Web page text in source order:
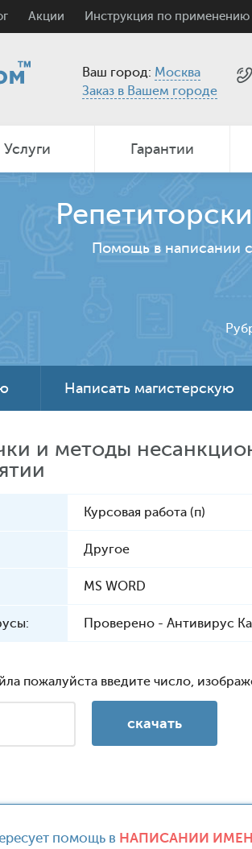
Акции Инструкция по применению
Ваш город: Москва
Заказ в Вашем городе
Услуги Гарантии
Помощь в написании
Написать магистерскую
и методы
Курсовая работа (п)
Другое
MS WORD
Проверено - Антивирус
пожалуйста введите число,
помощь в НАПИСАНИИ